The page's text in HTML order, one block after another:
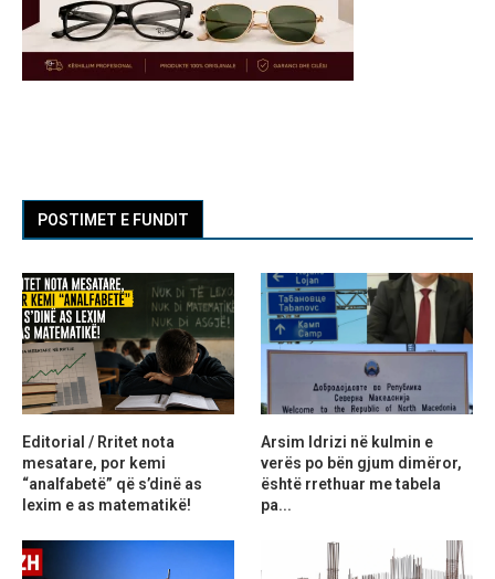
POSTIMET E FUNDIT
Editorial / Rritet nota
mesatare, por kemi
“analfabetë” që s’dinë as
lexim e as matematikë!
Arsim Idrizi në kulmin e
verës po bën gjum dimëror,
është rrethuar me tabela
pa...